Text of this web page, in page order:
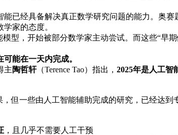
已经具备解决真正数学研究问题的能力。奥赛
家的态度。
型，开始被部分数学家主动尝试。而这些“早
能在一天内完成。
主陶哲轩（Terence Tao）指出， 2025年是人工智
但一些由人工智能辅助完成的研究，已经达到
，且几乎不需要人工干预